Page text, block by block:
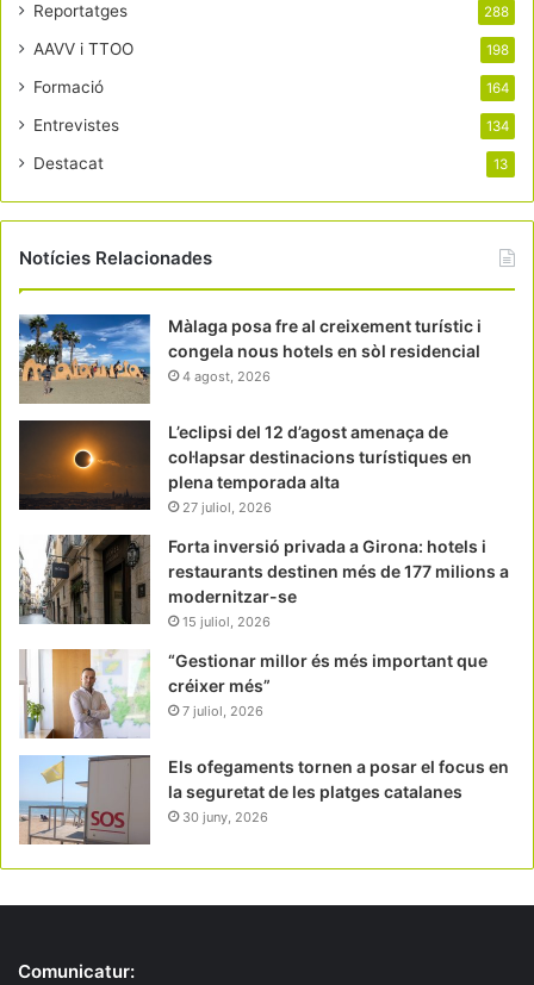
Reportatges 288
AAVV i TTOO 198
Formació 164
Entrevistes 134
Destacat 13
Notícies Relacionades
Màlaga posa fre al creixement turístic i
congela nous hotels en sòl residencial
4 agost, 2026
L’eclipsi del 12 d’agost amenaça de
col·lapsar destinacions turístiques en
plena temporada alta
27 juliol, 2026
Forta inversió privada a Girona: hotels i
restaurants destinen més de 177 milions a
modernitzar-se
15 juliol, 2026
“Gestionar millor és més important que
créixer més”
7 juliol, 2026
Els ofegaments tornen a posar el focus en
la seguretat de les platges catalanes
30 juny, 2026
Comunicatur: